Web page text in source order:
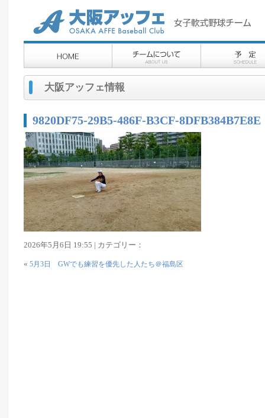
大阪アッフェ情報
9820DF75-29B5-486F-B3CF-8DFB384B7E8E
2026年5月6日 19:55 | カテゴリー：
« 5月3日 GWでも練習を優先した人たち＠福島区